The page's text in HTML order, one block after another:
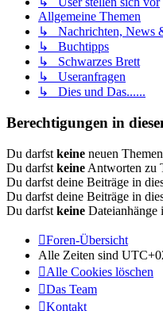
Allgemeine Themen
↳ Nachrichten, News
↳ Buchtipps
↳ Schwarzes Brett
↳ Useranfragen
↳ Dies und Das......
Berechtigungen in
Du darfst keine neuen
Du darfst keine Antworten zu
Du darfst deine Beiträge in
Du darfst deine Beiträge in
Du darfst keine Dateianhänge
Foren-Übersicht
Alle Zeiten sind
Alle Cookies löschen
Das Team
Kontakt